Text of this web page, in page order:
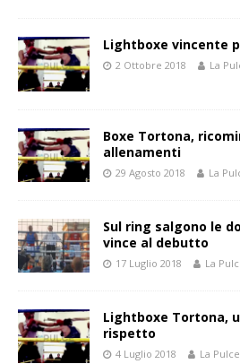
Lightboxe vincente
2 Ottobre 2018 La
Boxe Tortona,
allenamenti
29 Agosto 2018 La
Sul ring salgono le
vince al debutto
17 Luglio 2018 La
Lightboxe Tortona,
rispetto
4 Luglio 2018 La